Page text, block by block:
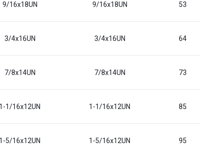
9/16x18UN 9/16x18UN 53
3/4x16UN 3/4x16UN 64
7/8x14UN 7/8x14UN 73
1-1/16x12UN 1-1/16x12UN 85
1-5/16x12UN 1-5/16x12UN 95